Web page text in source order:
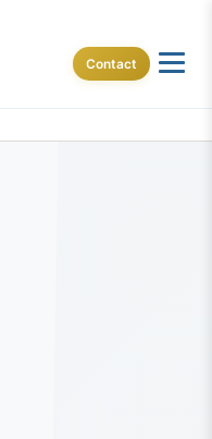
Contact